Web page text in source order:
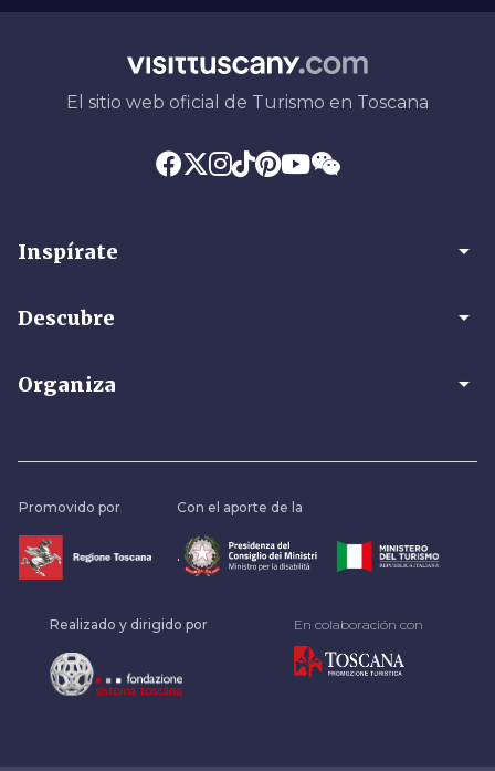
El sitio web oficial de Turismo en Toscana
Inspírate arrow_drop_down
Descubre arrow_drop_down
Organiza arrow_drop_down
Promovido por Con el aporte de la
.
Realizado y dirigido por En colaboración con